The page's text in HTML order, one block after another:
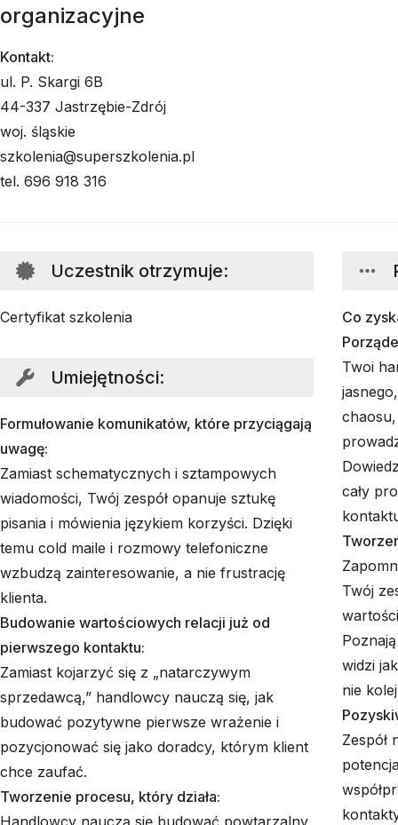
organizacyjne
Kontakt:
ul. P. Skargi 6B
44-337 Jastrzębie-Zdrój
woj. śląskie
szkolenia@superszkolenia.pl
tel. 696 918 316
Uczestnik otrzymuje:
Certyfikat szkolenia
Umiejętności:
Formułowanie komunikatów, które przyciągają
uwagę:
Zamiast schematycznych i sztampowych
wiadomości, Twój zespół opanuje sztukę
pisania i mówienia językiem korzyści. Dzięki
temu cold maile i rozmowy telefoniczne
wzbudzą zainteresowanie, a nie frustrację
klienta.
Budowanie wartościowych relacji już od
pierwszego kontaktu:
Zamiast kojarzyć się z „natarczywym
sprzedawcą,” handlowcy nauczą się, jak
budować pozytywne pierwsze wrażenie i
pozycjonować się jako doradcy, którym klient
chce zaufać.
Tworzenie procesu, który działa:
Handlowcy nauczą się budować powtarzalny
Co
Twoi
cały
Twój
widzi
nie
Zespół